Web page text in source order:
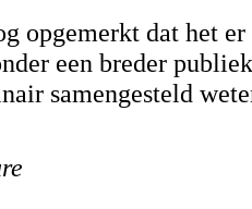
opgemerkt dat het
een breder
samengesteld